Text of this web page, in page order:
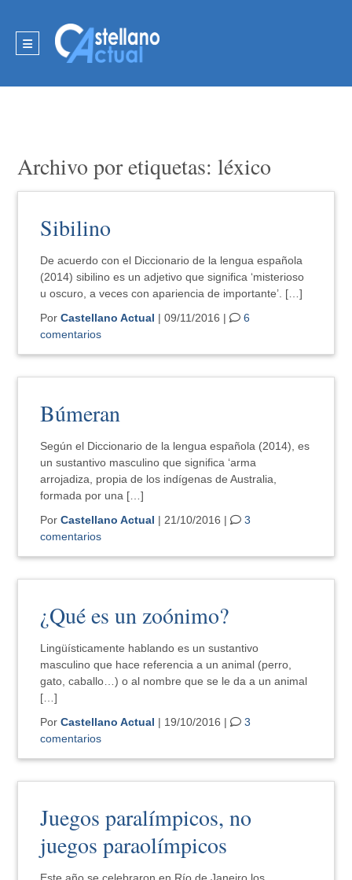
Archivo por etiquetas: léxico
Sibilino
De acuerdo con el Diccionario de la lengua española
(2014) sibilino es un adjetivo que significa ‘misterioso
u oscuro, a veces con apariencia de importante’. […]
PorCastellano Actual | 09/11/2016 |
6
comentarios
Búmeran
Según el Diccionario de la lengua española (2014), es
un sustantivo masculino que significa ‘arma
arrojadiza, propia de los indígenas de Australia,
formada por una […]
PorCastellano Actual | 21/10/2016 |
3
comentarios
¿Qué es un zoónimo?
Lingüísticamente hablando es un sustantivo
masculino que hace referencia a un animal (perro,
gato, caballo…) o al nombre que se le da a un animal
[…]
PorCastellano Actual | 19/10/2016 |
3
comentarios
Juegos paralímpicos, no
juegos paraolímpicos